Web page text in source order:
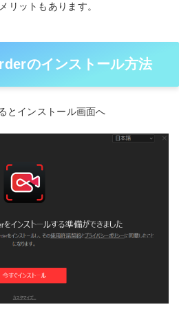
リットもあります。
のインストール方法
とインストール画面へ